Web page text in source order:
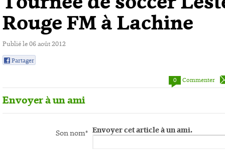
Rouge FM à Lachine
Publié le 06 août 2012
Partager
0
Commenter
Envoyer à un ami
Envoyer cet article à un ami.
Son nom*